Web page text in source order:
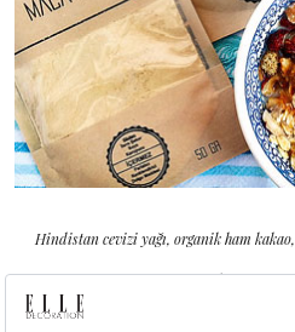
Hindistan cevizi yağı, organik ham
Gıda’nın öne